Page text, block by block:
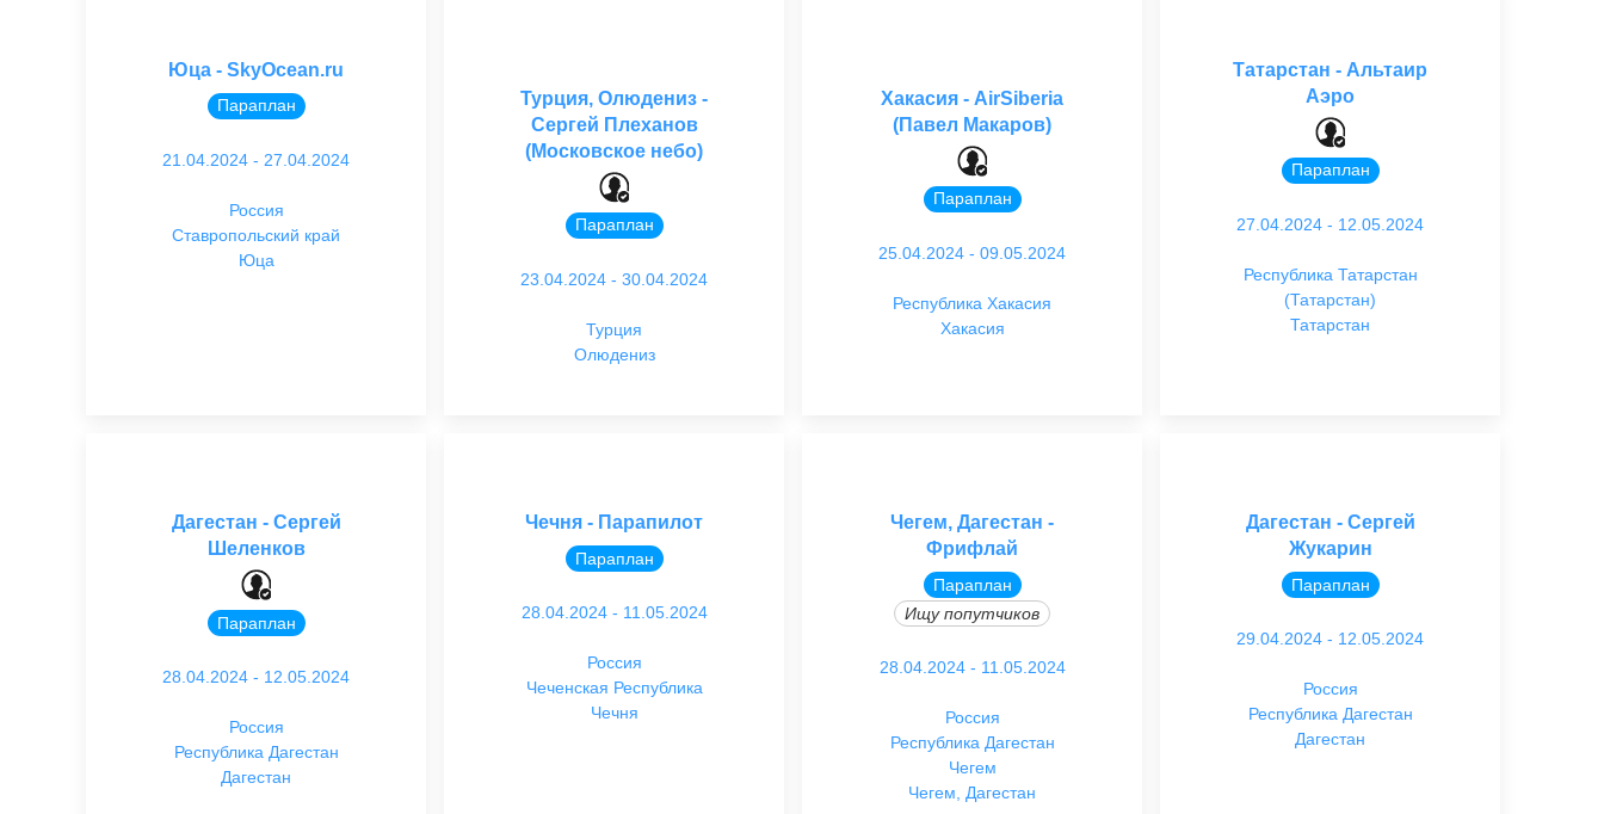
Юца - SkyOcean.ru
Параплан
21.04.2024 - 27.04.2024
Россия
Ставропольский край
Юца
Турция, Олюдениз -
Сергей Плеханов
(Московское небо)
Параплан
23.04.2024 - 30.04.2024
Турция
Олюдениз
Хакасия - AirSiberia
(Павел Макаров)
Параплан
25.04.2024 - 09.05.2024
Республика Хакасия
Хакасия
Татарстан - Альтаир
Аэро
Параплан
27.04.2024 - 12.05.2024
Республика Татарстан
(Татарстан)
Татарстан
Дагестан - Сергей
Шеленков
Параплан
28.04.2024 - 12.05.2024
Россия
Республика Дагестан
Дагестан
Чечня - Парапилот
Параплан
28.04.2024 - 11.05.2024
Россия
Чеченская Республика
Чечня
Чегем, Дагестан -
Фрифлай
Параплан
Ищу попутчиков
28.04.2024 - 11.05.2024
Россия
Республика Дагестан
Чегем
Чегем, Дагестан
Дагестан - Сергей
Жукарин
Параплан
29.04.2024 - 12.05.2024
Россия
Республика Дагестан
Дагестан